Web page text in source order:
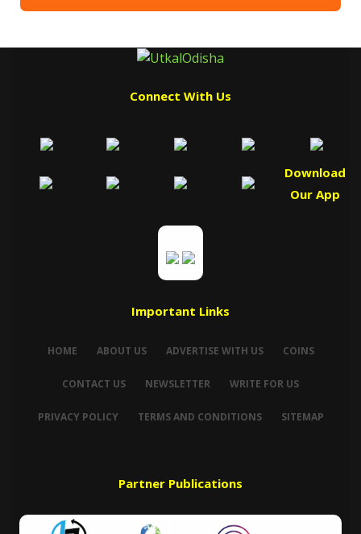
Connect With Us
Download
Our App
Important Links
HOME ABOUT US ADVERTISE WITH US COINS
CONTACT US NEWSLETTER WRITE FOR US
PRIVACY POLICY TERMS AND CONDITIONS SITEMAP
Partner Publications